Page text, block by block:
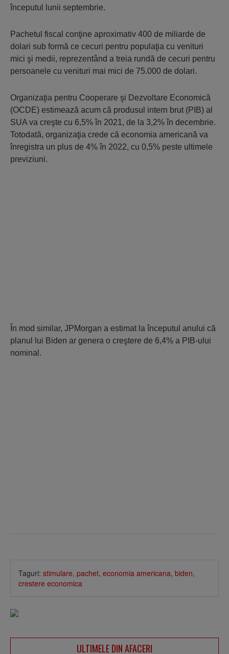
începutul lunii septembrie.
Pachetul fiscal conţine aproximativ 400 de miliarde de
dolari sub formă ce cecuri pentru populaţia cu venituri
mici şi medii, reprezentând a treia rundă de cecuri pentru
persoanele cu venituri mai mici de 75.000 de dolari.
Organizaţia pentru Cooperare şi Dezvoltare Economică
(OCDE) estimează acum că produsul intern brut (PIB) al
SUA va creşte cu 6,5% în 2021, de la 3,2% în decembrie.
Totodată, organizaţia crede că economia americană va
înregistra un plus de 4% în 2022, cu 0,5% peste ultimele
previziuni.
În mod similar, JPMorgan a estimat la începutul anului că
planul lui Biden ar genera o creştere de 6,4% a PIB-ului
nominal.
Taguri: stimulare, pachet, economia americana, biden,
crestere economica
ULTIMELE DIN AFACERI